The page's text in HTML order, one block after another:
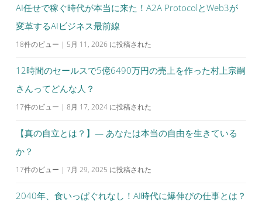
AI任せで稼ぐ時代が本当に来た！A2A ProtocolとWeb3が
変革するAIビジネス最前線
18件のビュー | 5月 11, 2026 に投稿された
12時間のセールスで5億6490万円の売上を作った村上宗嗣
さんってどんな人？
17件のビュー | 8月 17, 2024 に投稿された
【真の自立とは？】— あなたは本当の自由を生きている
か？
17件のビュー | 7月 29, 2025 に投稿された
2040年、食いっぱぐれなし！AI時代に爆伸びの仕事とは？